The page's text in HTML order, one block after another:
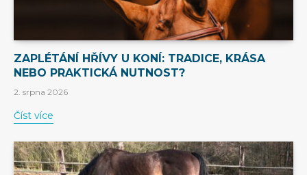
ZAPLÉTÁNÍ HŘÍVY U KONÍ: TRADICE, KRÁSA
NEBO PRAKTICKÁ NUTNOST?
2. srpna 2026
Číst více